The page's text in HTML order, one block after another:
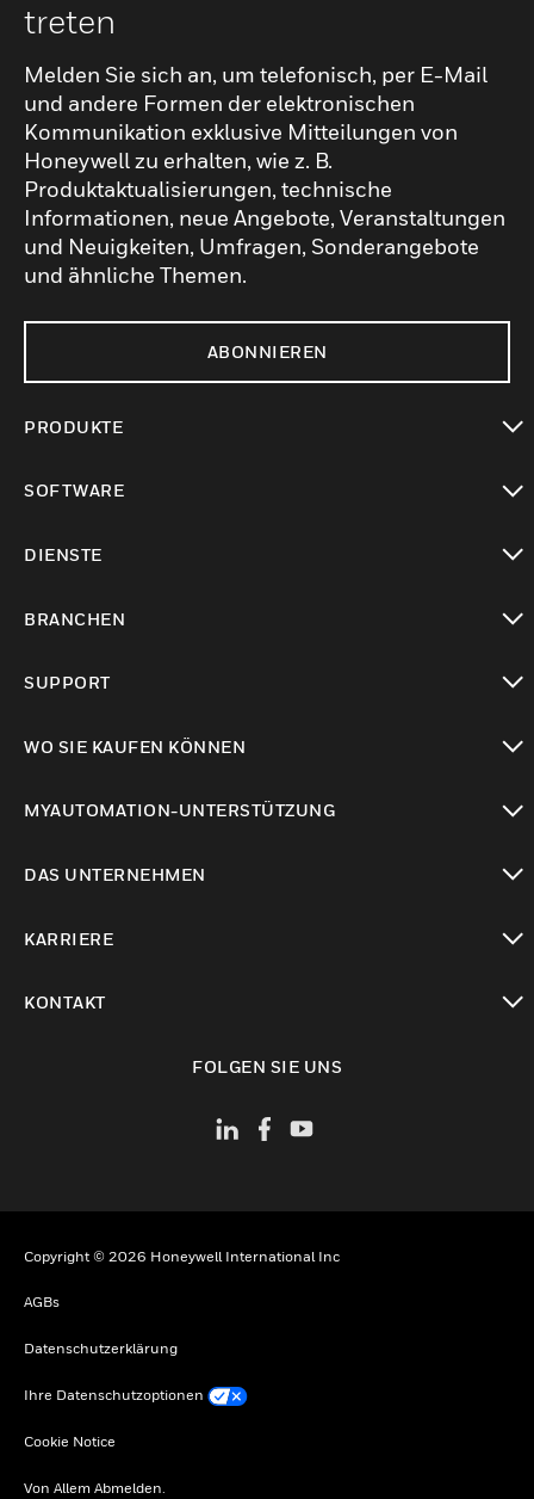
treten
Melden Sie sich an, um telefonisch, per E-Mail
und andere Formen der elektronischen
Kommunikation exklusive Mitteilungen von
Honeywell zu erhalten, wie z. B.
Produktaktualisierungen, technische
Informationen, neue Angebote, Veranstaltungen
und Neuigkeiten, Umfragen, Sonderangebote
und ähnliche Themen.
ABONNIEREN
PRODUKTE
SOFTWARE
DIENSTE
BRANCHEN
SUPPORT
WO SIE KAUFEN KÖNNEN
MYAUTOMATION-UNTERSTÜTZUNG
DAS UNTERNEHMEN
KARRIERE
KONTAKT
FOLGEN SIE UNS
Copyright © 2026 Honeywell International Inc
AGBs
Datenschutzerklärung
Ihre Datenschutzoptionen
Cookie Notice
Von Allem Abmelden.